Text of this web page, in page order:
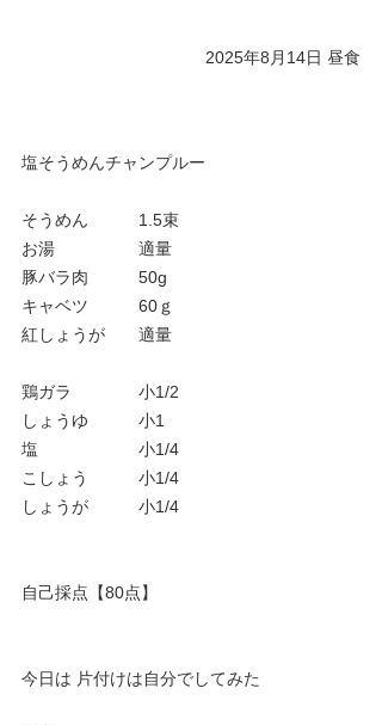
2025年8月14日 昼食
塩そうめんチャンプルー
そうめん　　　1.5束
お湯　　　　　適量
豚バラ肉　　　50g
キャベツ　　　60ｇ
紅しょうが　　適量
鶏ガラ　　　　小1/2
しょうゆ　　　小1
塩　　　　　　小1/4
こしょう　　　小1/4
しょうが　　　小1/4
自己採点【80点】
今日は 片付けは自分でしてみた